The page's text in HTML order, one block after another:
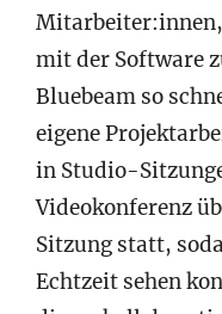
mit der Software
Bluebeam so
eigene
in Studio-
Videokonferenz
Sitzung statt,
Echtzeit sehen